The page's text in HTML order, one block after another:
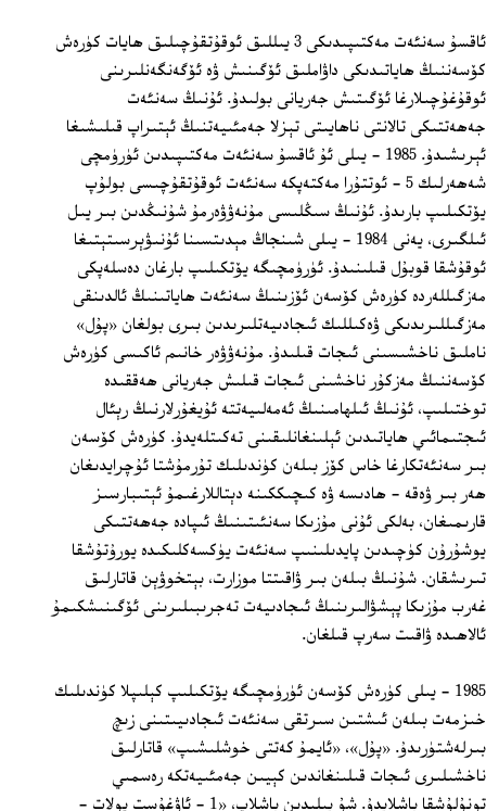
ئاقسۇ سەنئەت مەكتىپىدىكى 3 يىللىق ئوقۇتقۇچىلىق ھايات كۈرەش
كۆسەننىڭ ھاياتىدىكى داۋاملىق ئۆگىنىش ۋە ئۆگەنگەنلىرىنى
ئوقۇغۇچىلارغا ئۆگىتىش جەريانى بولىدۇ. ئۇنىڭ سەنئەت
جەھەتتىكى تالانتى ناھايىتى تېزلا جەمئىيەتنىڭ ئېتىراپ قىلىشىغا
ئېرىشىدۇ. 1985 - يىلى ئۇ ئاقسۇ سەنئەت مەكتىپىدىن ئۈرۈمچى
شەھەرلىك 5 - ئوتتۇرا مەكتەپكە سەنئەت ئوقۇتقۇچىسى بولۇپ
يۆتكىلىپ بارىدۇ. ئۇنىڭ سىڭلىسى مۇنەۋۋەرمۇ شۇنىڭدىن بىر يىل
ئىلگىرى، يەنى 1984 - يىلى شىنجاڭ مېدىتسىنا ئۇنىۋېرسىتېتىغا
ئوقۇشقا قوبۇل قىلىنىدۇ. ئۈرۈمچىگە يۆتكىلىپ بارغان دەسلەپكى
مەزگىللەردە كۈرەش كۆسەن ئۆزىنىڭ سەنئەت ھاياتىنىڭ ئالدىنقى
مەزگىللىرىدىكى ۋەكىللىك ئىجادىيەتلىرىدىن بىرى بولغان «پۇل»
ناملىق ناخشىسىنى ئىجات قىلىدۇ. مۇنەۋۋەر خانىم ئاكىسى كۈرەش
كۆسەننىڭ مەزكۇر ناخشىنى ئىجات قىلىش جەريانى ھەققىدە
توختىلىپ، ئۇنىڭ ئىلھامىنىڭ ئەمەلىيەتتە ئۇيغۇرلارنىڭ رېئال
ئىجتىمائىي ھاياتىدىن ئېلىنغانلىقىنى تەكىتلەيدۇ. كۈرەش كۆسەن
بىر سەنئەتكارغا خاس كۆز بىلەن كۈندىلىك تۇرمۇشتا ئۇچرايدىغان
ھەر بىر ۋەقە - ھادىسە ۋە كىچىككىنە دېتاللارغىمۇ ئېتىبارسىز
قارىمىغان، بەلكى ئۇنى مۇزىكا سەنئىتىنىڭ ئىپادە جەھەتتىكى
يوشۇرۇن كۈچىدىن پايدىلىنىپ سەنئەت يۈكسەكلىكىدە يورۇتۇشقا
تىرىشقان. شۇنىڭ بىلەن بىر ۋاقىتتا موزارت، بېتخوۋېن قاتارلىق
غەرب مۇزىكا پېشۋالىرىنىڭ ئىجادىيەت تەجرىبىلىرىنى ئۆگىنىشكىمۇ
ئالاھىدە ۋاقىت سەرپ قىلغان.
1985 - يىلى كۈرەش كۆسەن ئۈرۈمچىگە يۆتكىلىپ كېلىپلا كۈندىلىك
خىزمەت بىلەن ئىشتىن سىرتقى سەنئەت ئىجادىيىتىنى زىچ
بىرلەشتۈرىدۇ. «پۇل»، «ئايمۇ كەتتى خوشلىشىپ» قاتارلىق
ناخشىلىرى ئىجات قىلىنغاندىن كېيىن جەمئىيەتكە رەسمىي
تونۇلۇشقا باشلايدۇ. شۇ يىلىدىن باشلاپ، «1 - ئاۋغۇست پولات -